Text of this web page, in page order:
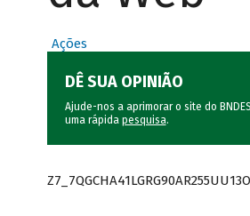
Ações
DÊ SUA OPINIÃO
Ajude-nos a aprimorar o site do
uma rápida pesquisa.